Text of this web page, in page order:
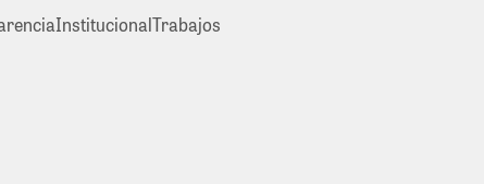
InstitucionalTrabajos